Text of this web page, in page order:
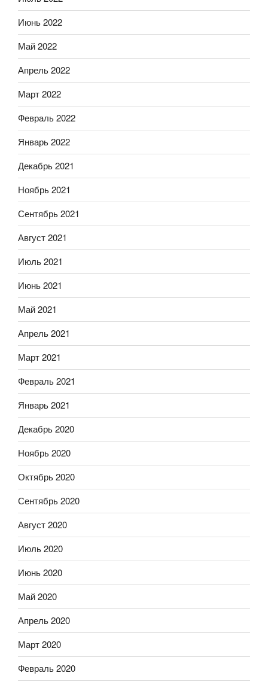
Июнь 2022
Май 2022
Апрель 2022
Март 2022
Февраль 2022
Январь 2022
Декабрь 2021
Ноябрь 2021
Сентябрь 2021
Август 2021
Июль 2021
Июнь 2021
Май 2021
Апрель 2021
Март 2021
Февраль 2021
Январь 2021
Декабрь 2020
Ноябрь 2020
Октябрь 2020
Сентябрь 2020
Август 2020
Июль 2020
Июнь 2020
Май 2020
Апрель 2020
Март 2020
Февраль 2020